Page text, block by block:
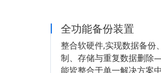
全功能备份装置
整合软硬件,实现数据备份
制、存储与重复数据删
能皆整合于单一解决方案中